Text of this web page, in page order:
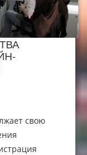
свою